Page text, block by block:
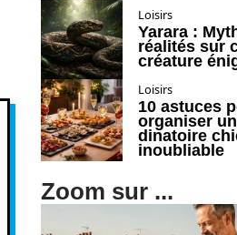
Loisirs
Yarara :
réalités sur
créature
Loisirs
10 astuces
organiser
dinatoire
inoubliable
Zoom sur ...